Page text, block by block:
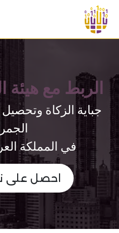
تخطي للذهاب إلى المحتوى
الربط مع هيئة
جباية الزكاة
في المملكة
احصل ​​على